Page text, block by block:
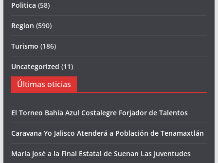
Politica (58)
Region (590)
Turismo (186)
Uncategorized (11)
Últimas oticias
El Torneo Bahía Azul Costalegre Forjador de Talentos
Caravana Yo Jalisco Atenderá a Población de Tenamaxtlán
María José a la Final Estatal de Suenan Las Juventudes